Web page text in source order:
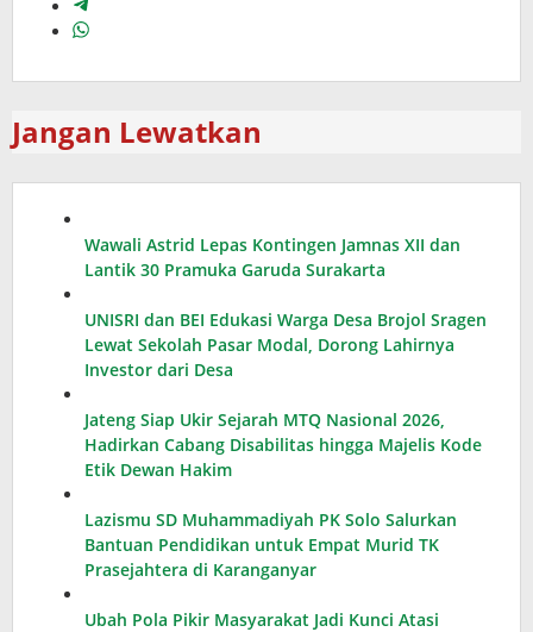
Jangan Lewatkan
Wawali Astrid Lepas Kontingen Jamnas XII dan
Lantik 30 Pramuka Garuda Surakarta
UNISRI dan BEI Edukasi Warga Desa Brojol Sragen
Lewat Sekolah Pasar Modal, Dorong Lahirnya
Investor dari Desa
Jateng Siap Ukir Sejarah MTQ Nasional 2026,
Hadirkan Cabang Disabilitas hingga Majelis Kode
Etik Dewan Hakim
Lazismu SD Muhammadiyah PK Solo Salurkan
Bantuan Pendidikan untuk Empat Murid TK
Prasejahtera di Karanganyar
Ubah Pola Pikir Masyarakat Jadi Kunci Atasi